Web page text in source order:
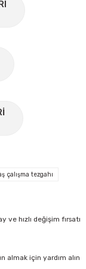
çalışma tezgahı
ve hızlı değişim fırsatı
almak için yardım alın